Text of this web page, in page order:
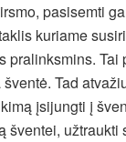
pasisemti
kuriame
pralinksmins. Tai
Tad
įsijungti į
šventei, užtraukti